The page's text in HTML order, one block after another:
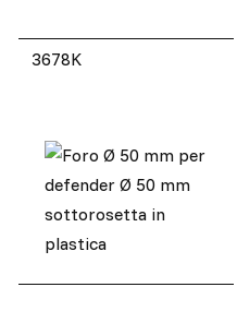
3678K